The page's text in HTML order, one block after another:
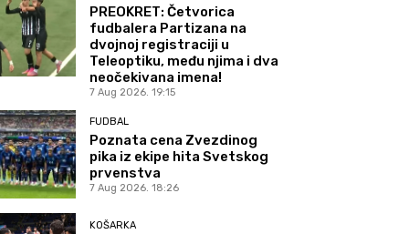
PREOKRET: Četvorica
fudbalera Partizana na
dvojnoj registraciji u
Teleoptiku, među njima i dva
neočekivana imena!
7 Aug 2026. 19:15
FUDBAL
Poznata cena Zvezdinog
pika iz ekipe hita Svetskog
prvenstva
7 Aug 2026. 18:26
KOŠARKA